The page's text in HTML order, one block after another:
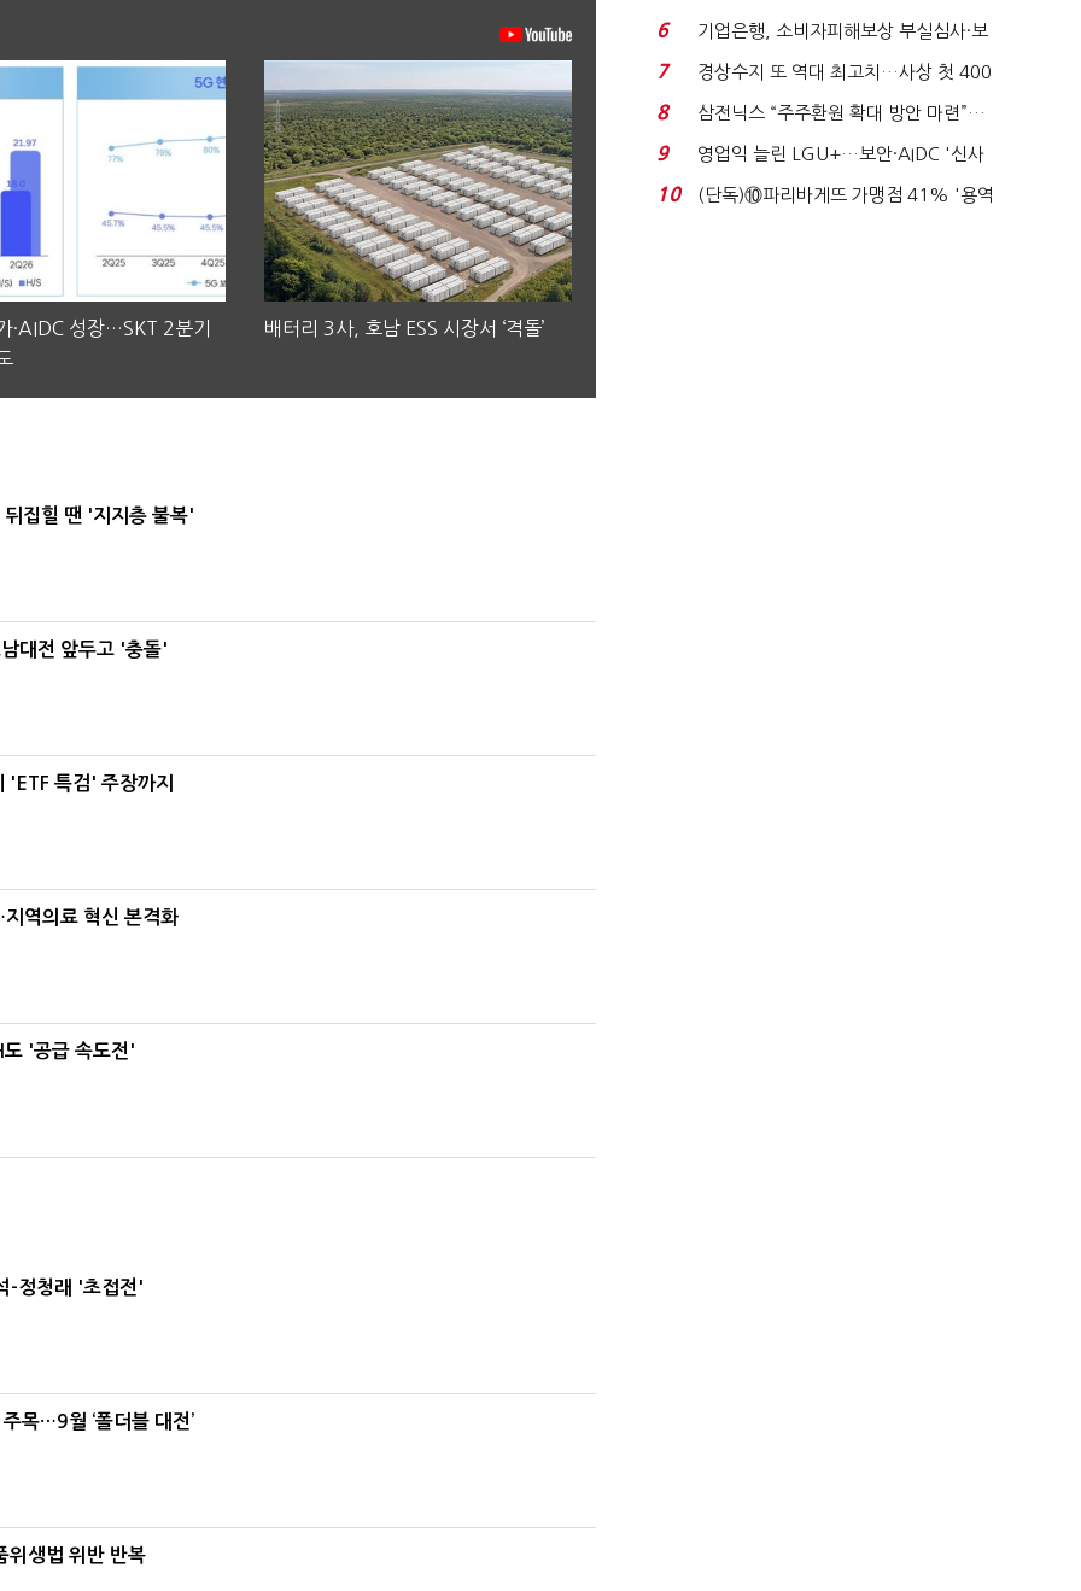
·AIDC 성장…SKT 2분기
배터리 3사, 호남 ESS 시장서 ‘격돌’
집힐 땐 '지지층 불복'
대전 앞두고 '충돌'
'ETF 특검' 주장까지
역의료 혁신 본격화
'공급 속도전'
-정청래 '초접전'
목…9월 ‘폴더블 대전’
생법 위반 반복
'초접전'…대통령 ...
6
기업은행, 소비자피해보상 부실심사·보
이스피싱 공시 ...
7
경상수지 또 역대 최고치…사상 첫 400
억달러에 '3% 성...
8
삼전닉스 “주주환원 확대 방안 마련”…
로이터에 성명...
9
영업익 늘린 LGU+…보안·AIDC '신사
업 드라이브'...
10
(단독)⑩파리바게뜨 가맹점 41% '용역